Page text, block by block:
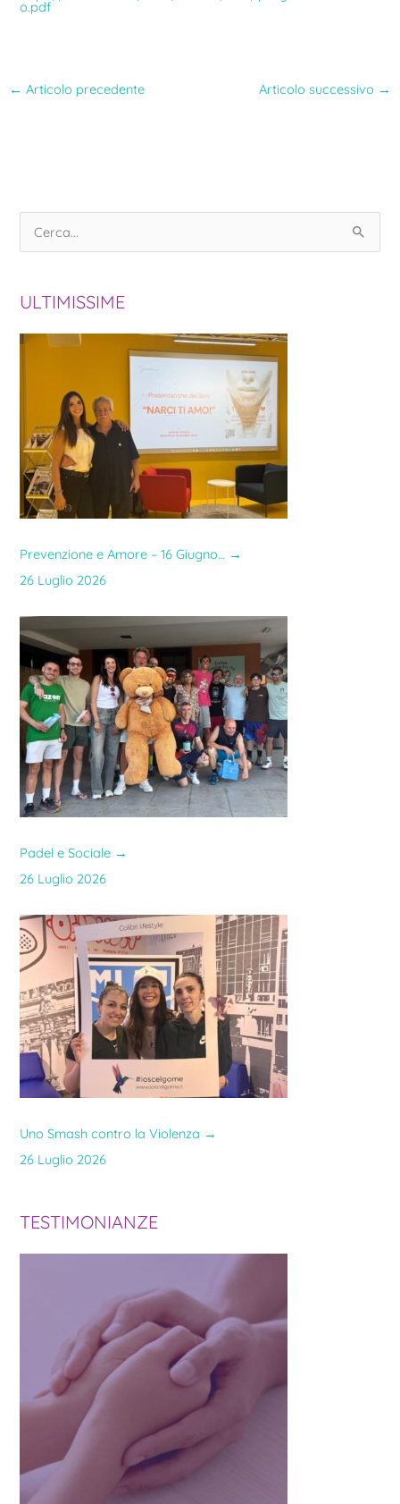
o.pdf
← Articolo precedente Articolo successivo →
c
a
ULTIMISSIME
Prevenzione e Amore – 16 Giugno… →
26 Luglio 2026
Padel e Sociale →
26 Luglio 2026
Uno Smash contro la Violenza →
26 Luglio 2026
TESTIMONIANZE